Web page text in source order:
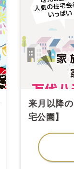
来月以降
宅公園】